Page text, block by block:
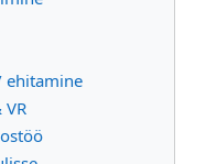
ehitamine